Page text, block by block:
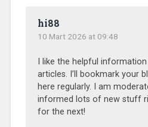
hi88
10 Mart 2026 at 09:48
I like the helpful
articles. I’ll bookmark your
here regularly. I am
informed lots of new stuff
for the next!